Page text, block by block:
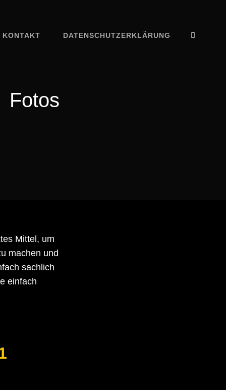
KONTAKT DATENSCHUTZERKLÄRUNG
Fotos
Mittel, um
machen und
sachlich
einfach